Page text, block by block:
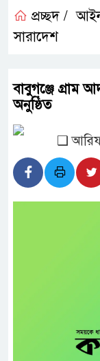
প্রচ্ছদ /
সারাদেশ
বাবুগঞ্জে গ্রাম
অনুষ্ঠিত
❑